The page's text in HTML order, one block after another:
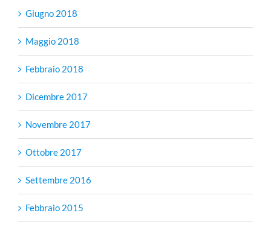
Giugno 2018
Maggio 2018
Febbraio 2018
Dicembre 2017
Novembre 2017
Ottobre 2017
Settembre 2016
Febbraio 2015